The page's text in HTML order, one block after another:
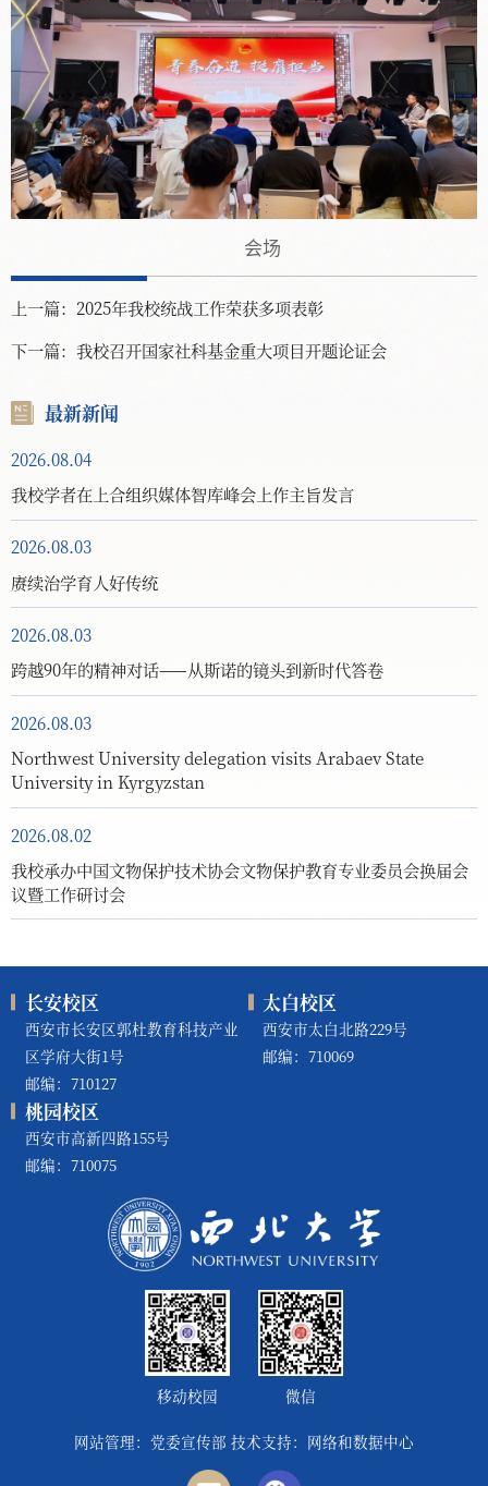
会场
上一篇： 2025年我校统战工作荣获多项表彰
下一篇： 我校召开国家社科基金重大项目开题论证会
最新新闻
2026.08.04
我校学者在上合组织媒体智库峰会上作主旨发言
2026.08.03
赓续治学育人好传统
2026.08.03
跨越90年的精神对话——从斯诺的镜头到新时代答卷
2026.08.03
Northwest University delegation visits Arabaev State
University in Kyrgyzstan
2026.08.02
我校承办中国文物保护技术协会文物保护教育专业委员会换届会
议暨工作研讨会
长安校区
西安市长安区郭杜教育科技产业
区学府大街1号
邮编：710127
太白校区
西安市太白北路229号
邮编：710069
桃园校区
西安市高新四路155号
邮编：710075
移动校园 微信
网站管理：党委宣传部 技术支持：网络和数据中心